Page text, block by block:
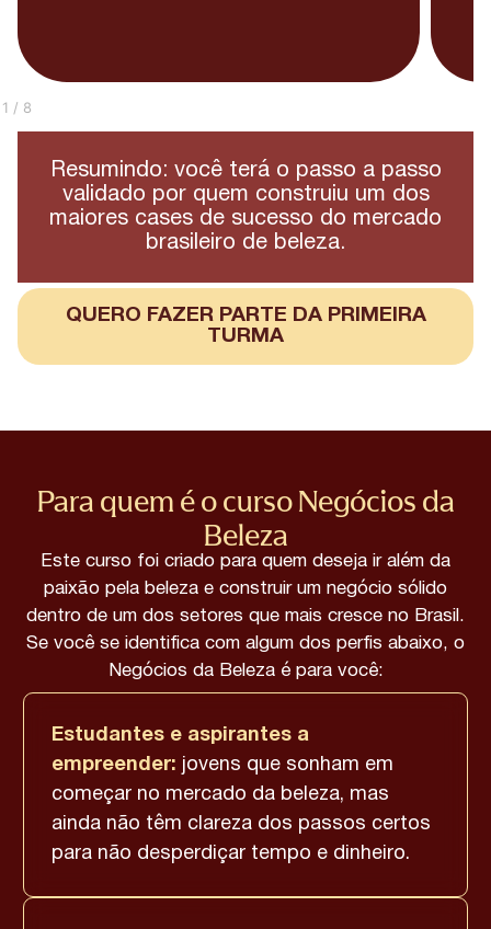
1 / 8
Resumindo: você terá o passo a passo
validado por quem construiu um dos
maiores cases de sucesso do mercado
brasileiro de beleza.
QUERO FAZER PARTE DA PRIMEIRA
TURMA
Para quem é o curso Negócios da
Beleza
Este curso foi criado para quem deseja ir além da
paixão pela beleza e construir um negócio sólido
dentro de um dos setores que mais cresce no Brasil.
Se você se identifica com algum dos perfis abaixo, o
Negócios da Beleza é para você:
Estudantes e aspirantes a
empreender: jovens que sonham em
começar no mercado da beleza, mas
ainda não têm clareza dos passos certos
para não desperdiçar tempo e dinheiro.